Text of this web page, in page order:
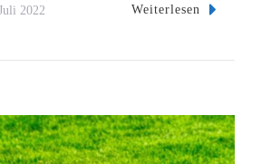
2022 Weiterlesen